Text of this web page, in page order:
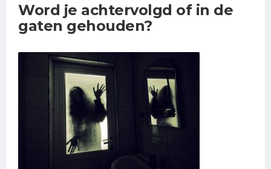
Word je achtervolgd of in de
gaten gehouden?